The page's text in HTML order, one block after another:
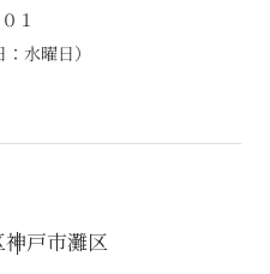
１
水曜日）
神戸市灘区